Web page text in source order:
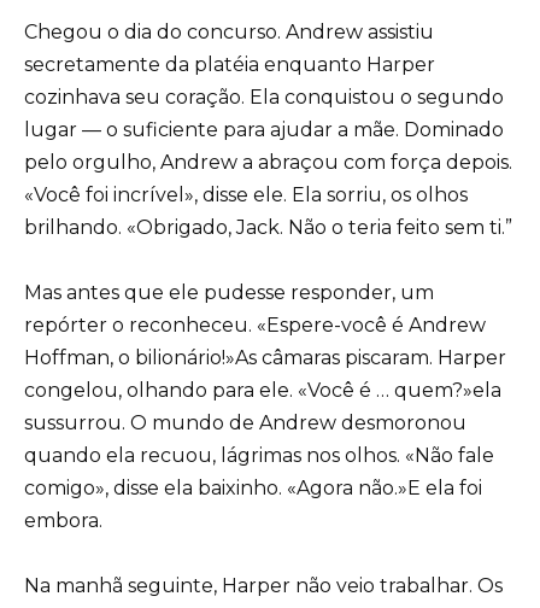
Chegou o dia do concurso. Andrew assistiu
secretamente da platéia enquanto Harper
cozinhava seu coração. Ela conquistou o segundo
lugar — o suficiente para ajudar a mãe. Dominado
pelo orgulho, Andrew a abraçou com força depois.
«Você foi incrível», disse ele. Ela sorriu, os olhos
brilhando. «Obrigado, Jack. Não o teria feito sem ti.”
Mas antes que ele pudesse responder, um
repórter o reconheceu. «Espere-você é Andrew
Hoffman, o bilionário!»As câmaras piscaram. Harper
congelou, olhando para ele. «Você é … quem?»ela
sussurrou. O mundo de Andrew desmoronou
quando ela recuou, lágrimas nos olhos. «Não fale
comigo», disse ela baixinho. «Agora não.»E ela foi
embora.
Na manhã seguinte, Harper não veio trabalhar. Os